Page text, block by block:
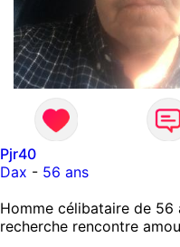
Pjr40
Dax - 56 ans
Homme célibataire de 56
recherche rencontre